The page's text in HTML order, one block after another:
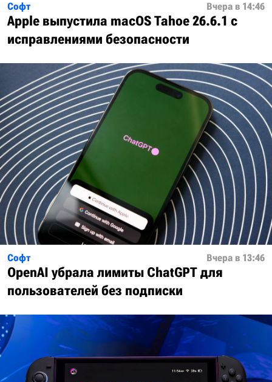
Софт Вчера в 14:46
Apple выпустила macOS Tahoe 26.6.1 с
исправлениями безопасности
Софт Вчера в 13:46
OpenAI убрала лимиты ChatGPT для
пользователей без подписки